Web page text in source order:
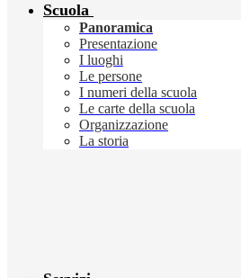
Scuola
Panoramica
Presentazione
I luoghi
Le persone
I numeri della scuola
Le carte della scuola
Organizzazione
La storia